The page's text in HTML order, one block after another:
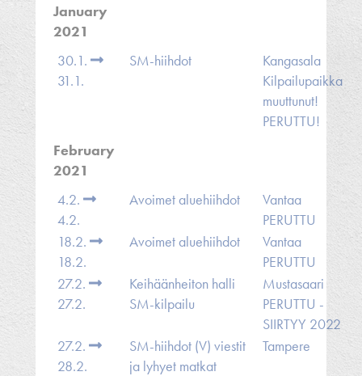
January
2021
30.1.
31.1.
SM-hiihdot
Kangasala
Kilpailupaikka
muuttunut!
PERUTTU!
February
2021
4.2.
4.2.
Avoimet aluehiihdot
Vantaa
PERUTTU
18.2.
18.2.
Avoimet aluehiihdot
Vantaa
PERUTTU
27.2.
27.2.
Keihäänheiton halli
SM-kilpailu
Mustasaari
PERUTTU -
SIIRTYY 2022
27.2.
28.2.
SM-hiihdot (V) viestit
ja lyhyet matkat
Tampere